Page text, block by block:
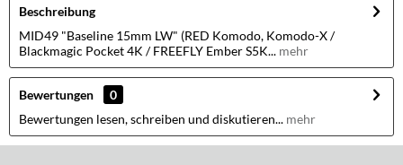
Beschreibung
MID49 "Baseline 15mm LW" (RED Komodo, Komodo-X /
Blackmagic Pocket 4K / FREEFLY Ember S5K... mehr
Bewertungen
0
Bewertungen lesen, schreiben und diskutieren... mehr